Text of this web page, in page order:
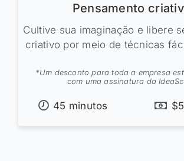
Pensamento
Cultive sua imaginação e libere
criativo por meio de técnicas
*Um desconto para toda a empresa
com uma assinatura da
45 minutos